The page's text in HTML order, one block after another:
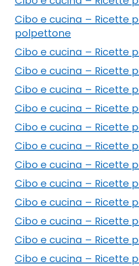
Cibo e cucina – Ricette
polpettone
Cibo e cucina – Ricette
Cibo e cucina – Ricette
Cibo e cucina – Ricette
Cibo e cucina – Ricette
Cibo e cucina – Ricette
Cibo e cucina – Ricette
Cibo e cucina – Ricette
Cibo e cucina – Ricette
Cibo e cucina – Ricette
Cibo e cucina – Ricette
Cibo e cucina – Ricette
Cibo e cucina – Ricette